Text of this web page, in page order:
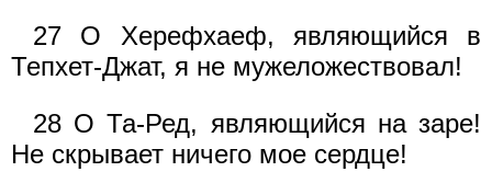
27 О Херефхаеф, являющийся в
Тепхет-Джат, я не мужеложествовал!
28 О Та-Ред, являющийся на заре!
Не скрывает ничего мое сердце!